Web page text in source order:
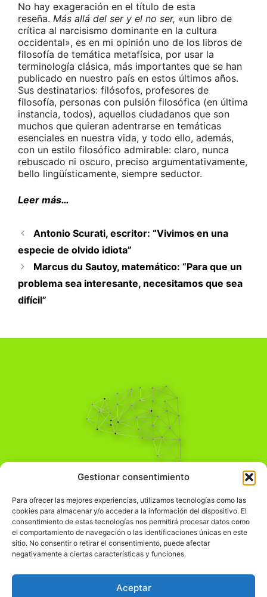
Gestionar consentimiento
Para ofrecer las mejores experiencias, utilizamos tecnologías como las
cookies para almacenar y/o acceder a la información del dispositivo. El
consentimiento de estas tecnologías nos permitirá procesar datos como
el comportamiento de navegación o las identificaciones únicas en este
sitio. No consentir o retirar el consentimiento, puede afectar
negativamente a ciertas características y funciones.
Aceptar
No hay exageración en el título de esta
reseña. Más allá del ser y el no ser, «un libro de
crítica al narcisismo dominante en la cultura
occidental», es en mi opinión uno de los libros de
filosofía de temática metafísica, por usar la
terminología clásica, más importantes que se han
publicado en nuestro país en estos últimos años.
Sus destinatarios: filósofos, profesores de
filosofía, personas con pulsión filosófica (en última
instancia, todos), aquellos ciudadanos que son
muchos que quieran adentrarse en temáticas
esenciales en nuestra vida, y todo ello, además,
con un estilo filosófico admirable: claro, nunca
rebuscado ni oscuro, preciso argumentativamente,
bello lingüísticamente, siempre seductor.
Leer más…
Antonio Scurati, escritor: “Vivimos en una
especie de olvido idiota”
Marcus du Sautoy, matemático: “Para que un
problema sea interesante, necesitamos que sea
difícil”
Pensamiento Crítico
Comprender el mundo para transformarlo.
Información Legal
჻Política de privacidad
Política de cookies